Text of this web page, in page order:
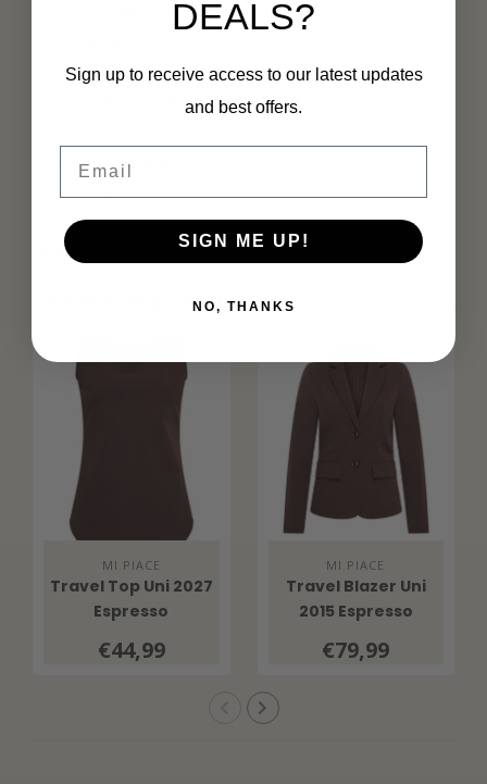
Valt normaal
Mouwen: Mouwloos
Stofeigenschappen:Stretch, ademend, kreukvrij,
Gelegenheid:
dagelijks gebruik
Specificaties
Gerelateerde producten
MI PIACE
Travel Top Uni 2027
Espresso
€44,99
MI PIACE
Travel Blazer Uni
2015 Espresso
€79,99
DEALS?
Sign up to receive access to our latest updates
and best offers.
SIGN ME UP!
NO, THANKS